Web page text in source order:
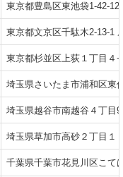
東京都豊島区東池袋1-42-
東京都文京区千駄木2-13-1
東京都杉並区上荻１丁目４
埼玉県さいたま市浦和区
埼玉県越谷市南越谷４丁目
埼玉県草加市高砂２丁目１
千葉県千葉市花見川区こ